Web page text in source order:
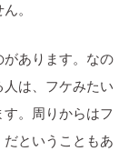
。
があります。なの
は、フケみたい
。周りからはフ
ということもあ